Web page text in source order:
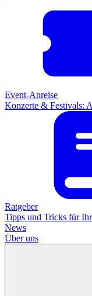
Event-Anreise
Konzerte & Festivals:
Ratgeber
Tipps und Tricks für
News
Über uns